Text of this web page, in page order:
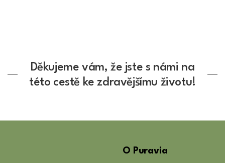
Děkujeme vám, že jste s námi na
této cestě ke zdravějšímu životu!
O Puravia